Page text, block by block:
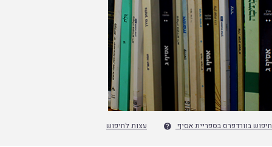
חיפוש בוורדפרס בספריית אסיף  עצות לחיפוש